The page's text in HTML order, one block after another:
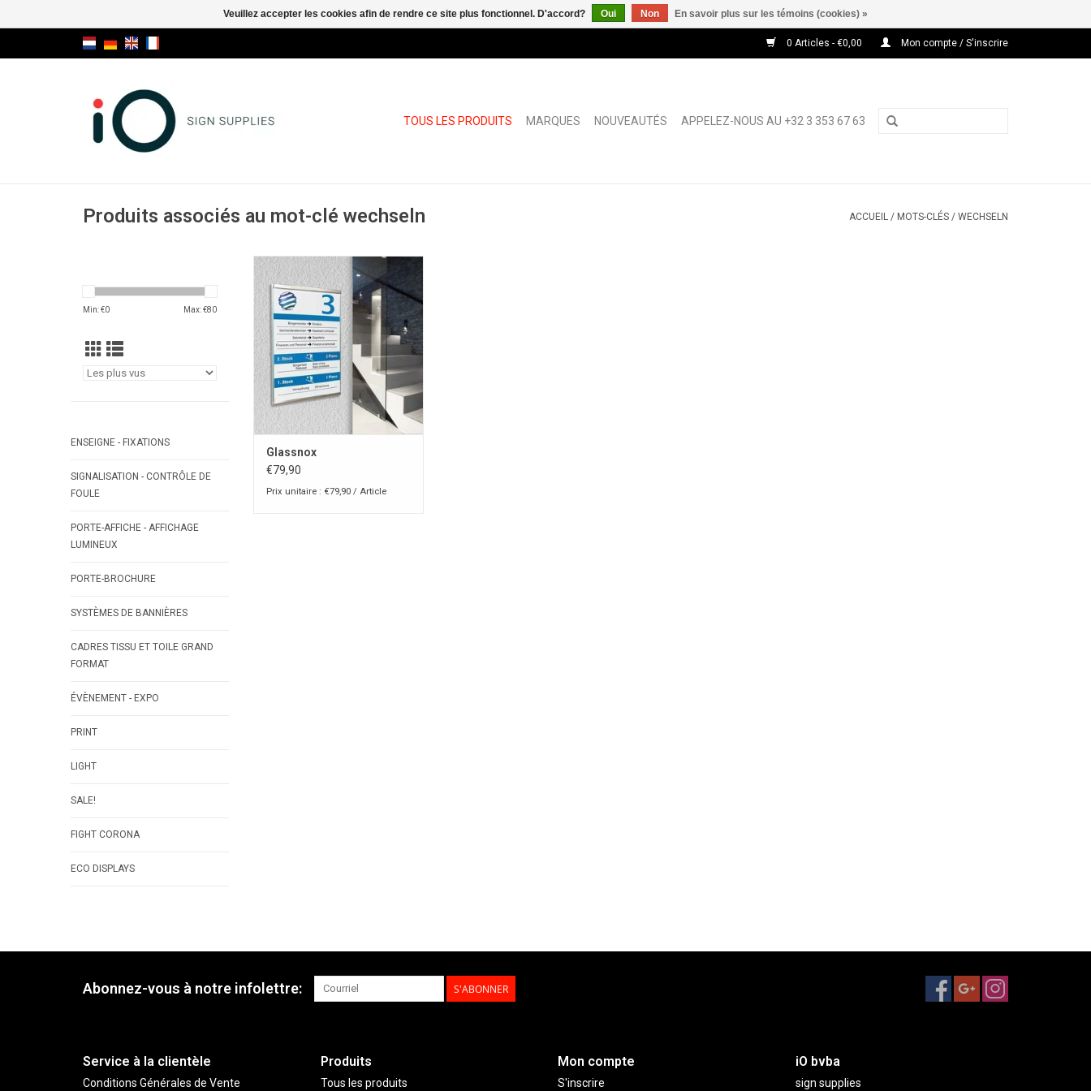
0 Articles - €0,00 Mon compte / S'inscrire
TOUS LES PRODUITS MARQUES NOUVEAUTÉS APPELEZ-NOUS AU +32 3 353 67 63
Produits associés au mot-clé wechseln ACCUEIL / MOTS-CLÉS / WECHSELN
Min: €0 Max: €80
ENSEIGNE - FIXATIONS
SIGNALISATION - CONTRÔLE DE
FOULE
PORTE-AFFICHE - AFFICHAGE
LUMINEUX
PORTE-BROCHURE
SYSTÈMES DE BANNIÈRES
CADRES TISSU ET TOILE GRAND
FORMAT
ÉVÈNEMENT - EXPO
PRINT
LIGHT
SALE!
FIGHT CORONA
ECO DISPLAYS
Glassnox
AJOUTER AU PANIER
Glassnox
€79,90
Prix unitaire : €79,90 / Article
Abonnez-vous à notre infolettre: S'ABONNER
Service à la clientèle
Conditions Générales de Vente
Produits
Tous les produits
Mon compte
S'inscrire
iO bvba
sign supplies
Veuillez accepter les cookies afin de rendre ce site plus fonctionnel. D'accord? Oui Non En savoir plus sur les témoins (cookies) »